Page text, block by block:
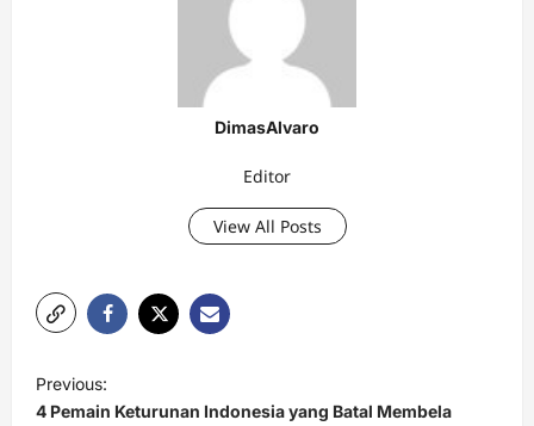
DimasAlvaro
Editor
View All Posts
o
Previous:
4 Pemain Keturunan Indonesia yang Batal Membela